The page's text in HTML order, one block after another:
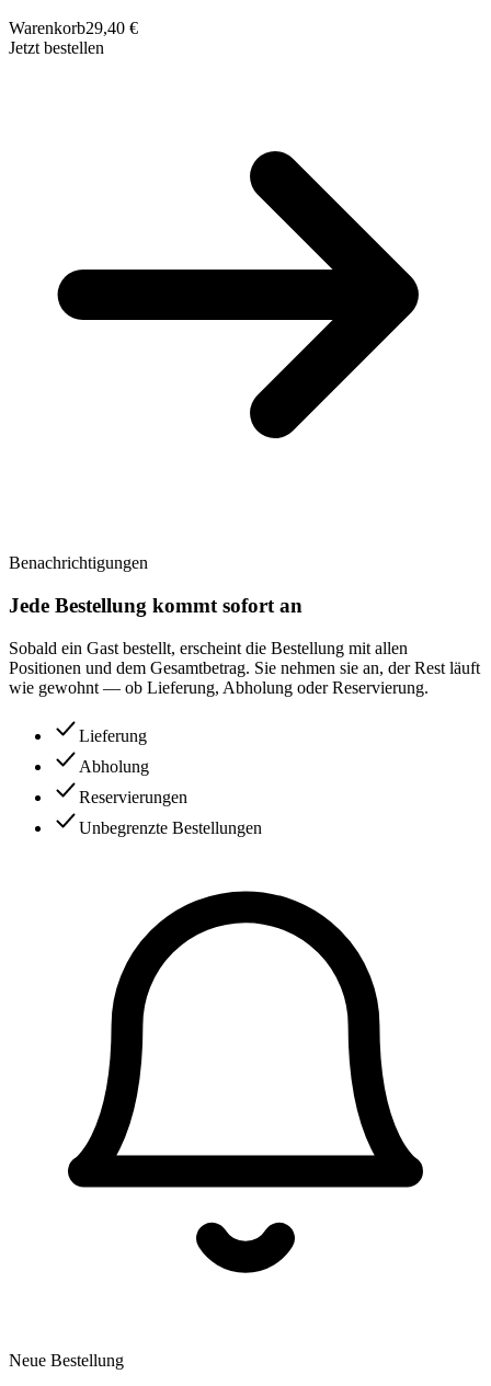
Warenkorb29,40 €
Jetzt bestellen
Benachrichtigungen
Jede Bestellung kommt sofort an
Sobald ein Gast bestellt, erscheint die Bestellung mit allen
Positionen und dem Gesamtbetrag. Sie nehmen sie an, der Rest läuft
wie gewohnt — ob Lieferung, Abholung oder Reservierung.
Lieferung
Abholung
Reservierungen
Unbegrenzte Bestellungen
Neue Bestellung